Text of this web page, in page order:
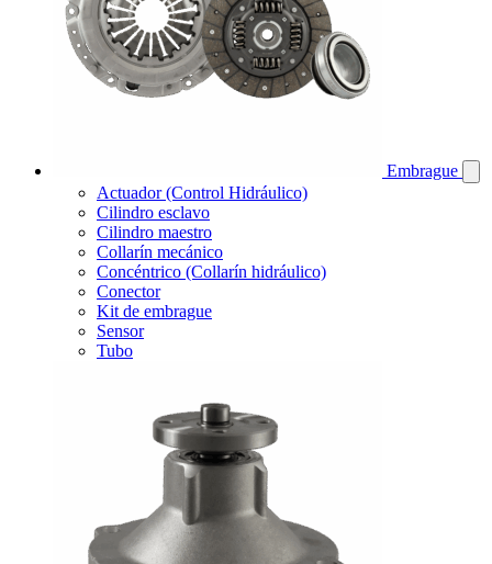
Embrague
Actuador (Control Hidráulico)
Cilindro esclavo
Cilindro maestro
Collarín mecánico
Concéntrico (Collarín hidráulico)
Conector
Kit de embrague
Sensor
Tubo